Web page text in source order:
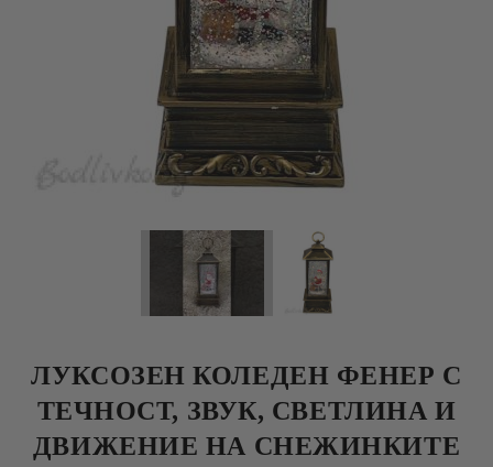
ЛУКСОЗЕН КОЛЕДЕН ФЕНЕР С
ТЕЧНОСТ, ЗВУК, СВЕТЛИНА И
ДВИЖЕНИЕ НА СНЕЖИНКИТЕ